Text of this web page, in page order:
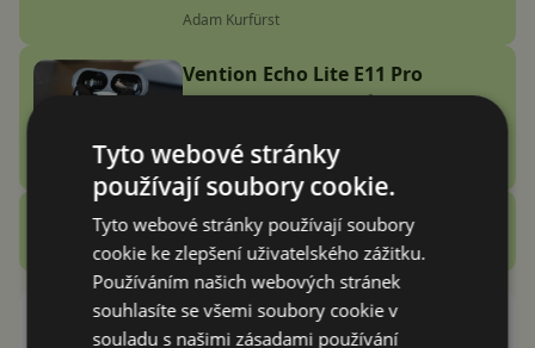
Adam Kurfürst
Vention Echo Lite E11 Pro
recenze: jsou sluchátka za 3
Vašek Švec
Zobrazit další
Recenze
Konec řadě Galaxy Note?
Tyto webové stránky
používají soubory cookie.
Tyto webové stránky používají soubory
cookie ke zlepšení uživatelského zážitku.
Používáním našich webových stránek
souhlasíte se všemi soubory cookie v
souladu s našimi zásadami používání